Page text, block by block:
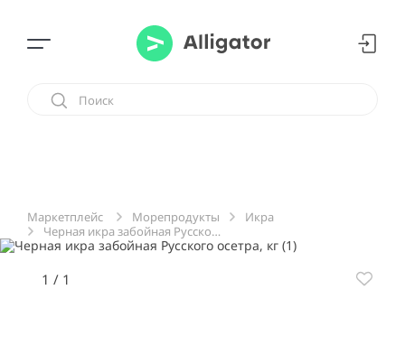
Маркетплейс Морепродукты
Икра
Черная икра забойная Русского осетра, кг
1 / 1